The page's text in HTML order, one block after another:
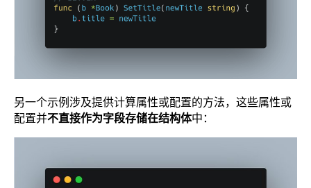
另一个示例涉及提供计算属性或配置的方法，这些属性或
配置并不直接作为字段存储在结构体中：